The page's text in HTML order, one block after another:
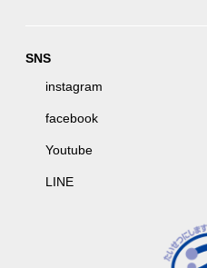
SNS
instagram
facebook
Youtube
LINE